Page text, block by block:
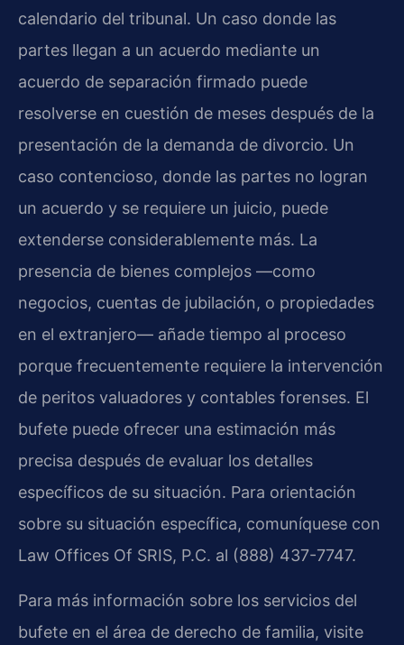
calendario del tribunal. Un caso donde las
partes llegan a un acuerdo mediante un
acuerdo de separación firmado puede
resolverse en cuestión de meses después de la
presentación de la demanda de divorcio. Un
caso contencioso, donde las partes no logran
un acuerdo y se requiere un juicio, puede
extenderse considerablemente más. La
presencia de bienes complejos —como
negocios, cuentas de jubilación, o propiedades
en el extranjero— añade tiempo al proceso
porque frecuentemente requiere la intervención
de peritos valuadores y contables forenses. El
bufete puede ofrecer una estimación más
precisa después de evaluar los detalles
específicos de su situación. Para orientación
sobre su situación específica, comuníquese con
Law Offices Of SRIS, P.C. al (888) 437-7747.
Para más información sobre los servicios del
bufete en el área de derecho de familia, visite